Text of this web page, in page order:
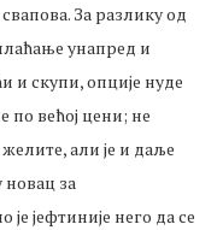
За разлику од
унапред и
и скупи, опције нуде
већој цени; не
али је и даље
новац за
јефтиније него да се